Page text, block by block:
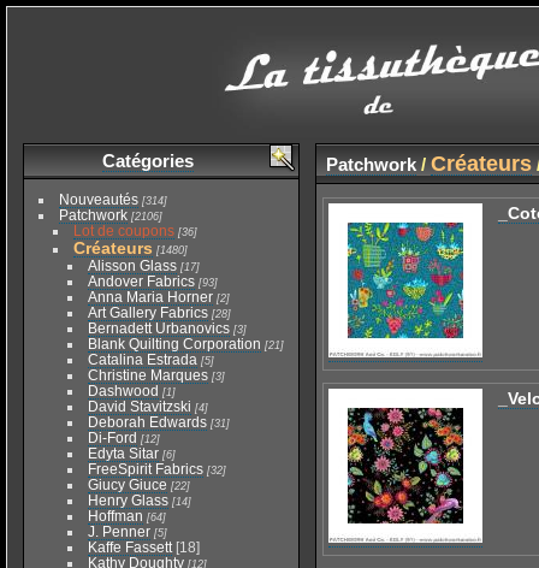
Catégories
Nouveautés [314]
Patchwork [2106]
Lot de coupons [36]
Créateurs [1480]
Alisson Glass [17]
Andover Fabrics [93]
Anna Maria Horner [2]
Art Gallery Fabrics [28]
Bernadett Urbanovics [3]
Blank Quilting Corporation [21]
Catalina Estrada [5]
Christine Marques [3]
Dashwood [1]
David Stavitzski [4]
Deborah Edwards [31]
Di-Ford [12]
Edyta Sitar [6]
FreeSpirit Fabrics [32]
Giucy Giuce [22]
Henry Glass [14]
Hoffman [64]
J. Penner [5]
Kaffe Fassett [18]
Kathy Doughty [12]
Patchwork/ Créateurs